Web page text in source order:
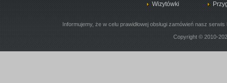
Wizytówki
Informujemy, że w celu prawidłowej obsługi zamówień nasz
Copyright © 2010-